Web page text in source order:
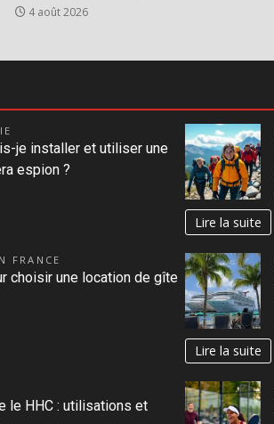
4 août 2026
je installer et utiliser une
espion ?
Lire la suite
FRANCE
choisir une location de gîte
Lire la suite
le HHC : utilisations et